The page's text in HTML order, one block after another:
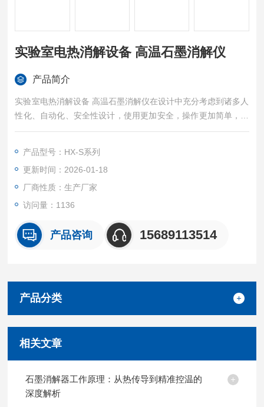
实验室电热消解设备 高温石墨消解仪
产品简介
实验室电热消解设备 高温石墨消解仪在设计中充分考虑到诸多人
性化、自动化、安全性设计，使用更加安全，操作更加简单，方
便和快捷是高温消解的理想选择。
产品型号：HX-S系列
更新时间：2026-01-18
厂商性质：生产厂家
访问量：1136
产品咨询 15689113514
产品分类
相关文章
石墨消解器工作原理：从热传导到精准控温的
深度解析